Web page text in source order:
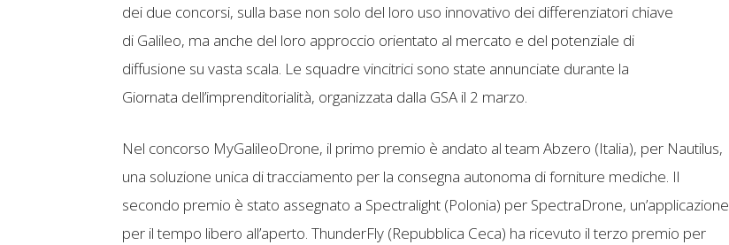
dei due concorsi, sulla base non solo del loro uso innovativo dei differenziatori chiave
di Galileo, ma anche del loro approccio orientato al mercato e del potenziale di
diffusione su vasta scala. Le squadre vincitrici sono state annunciate durante la
Giornata dell’imprenditorialità, organizzata dalla GSA il 2 marzo.
Nel concorso MyGalileoDrone, il primo premio è andato al team Abzero (Italia), per Nautilus,
una soluzione unica di tracciamento per la consegna autonoma di forniture mediche. Il
secondo premio è stato assegnato a Spectralight (Polonia) per SpectraDrone, un’applicazione
per il tempo libero all’aperto. ThunderFly (Repubblica Ceca) ha ricevuto il terzo premio per